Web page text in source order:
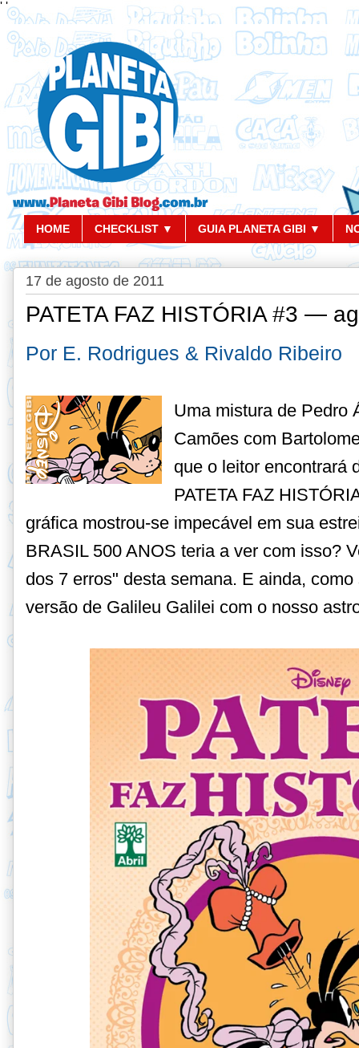
' '
HOME CHECKLIST ▼ GUIA PLANETA GIBI ▼
17 de agosto de 2011
PATETA FAZ HISTÓRIA #3 —
Por E. Rodrigues & Rivaldo Ribeiro
Uma mistura de Pedro
Camões com
que o leitor encontrará
PATETA FAZ
gráfica mostrou-se impecável em sua
BRASIL 500 ANOS teria a ver com isso?
dos 7 erros" desta semana. E ainda,
versão de Galileu Galilei com o nosso